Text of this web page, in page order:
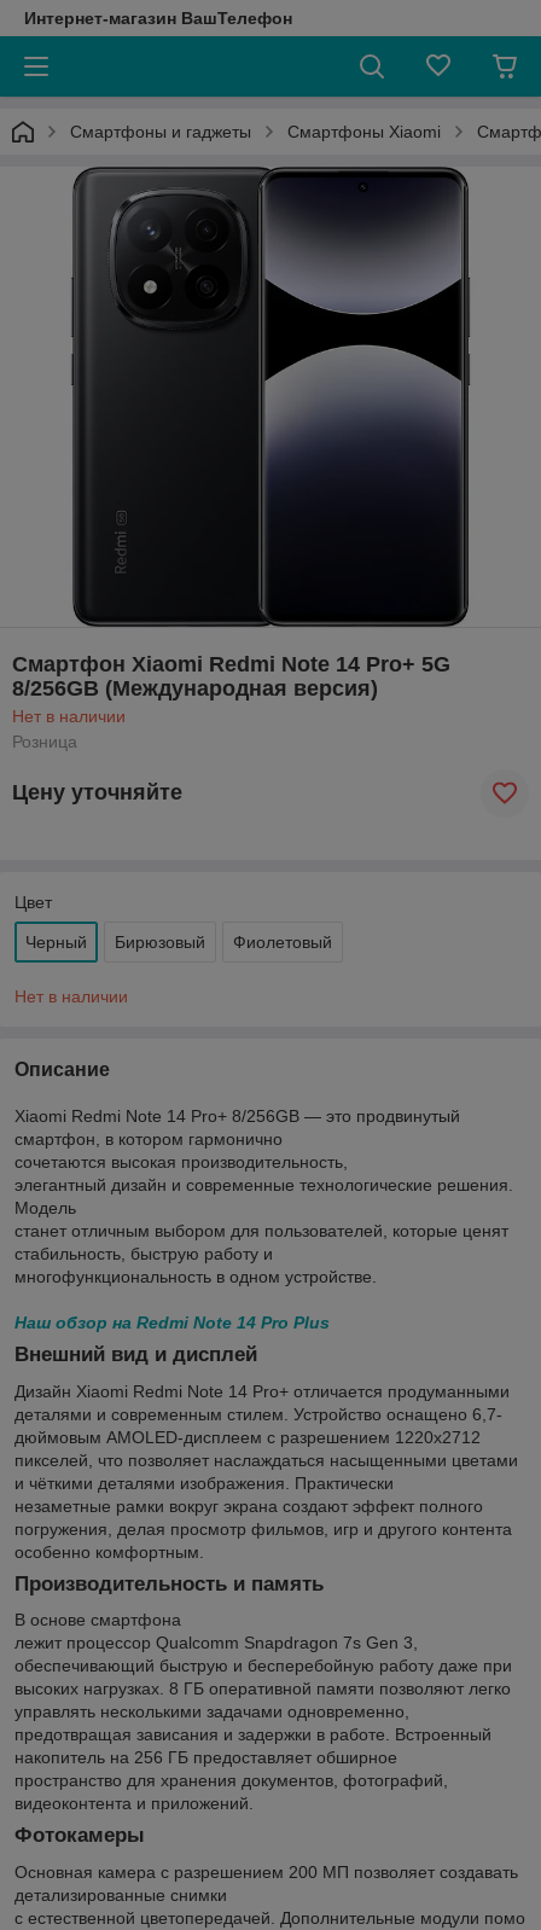
Интернет-магазин ВашТелефон
Смартфоны и гаджеты Смартфоны Xiaomi
Смартфон Xiaomi Redmi Note 14 Pro+ 5G
8/256GB (Международная версия)
Нет в наличии
Розница
Цену уточняйте
Цвет
Черный Бирюзовый Фиолетовый
Нет в наличии
Описание
Xiaomi Redmi Note 14 Pro+ 8/256GB — это продвинутый
смартфон, в котором гармонично
сочетаются высокая производительность,
элегантный дизайн и современные технологические решения.
Модель
станет отличным выбором для пользователей, которые ценят
стабильность, быструю работу и
многофункциональность в одном устройстве.
Наш обзор на Redmi Note 14 Pro Plus
Внешний вид и дисплей
Дизайн Xiaomi Redmi Note 14 Pro+ отличается продуманными
деталями и современным стилем. Устройство оснащено 6,7-
дюймовым AMOLED-дисплеем с разрешением 1220x2712
пикселей, что позволяет наслаждаться насыщенными цветами
и чёткими деталями изображения. Практически
незаметные рамки вокруг экрана создают эффект полного
погружения, делая просмотр фильмов, игр и другого контента
особенно комфортным.
Производительность и память
В основе смартфона
лежит процессор Qualcomm Snapdragon 7s Gen 3,
обеспечивающий быструю и бесперебойную работу даже при
высоких нагрузках. 8 ГБ оперативной памяти позволяют легко
управлять несколькими задачами одновременно,
предотвращая зависания и задержки в работе. Встроенный
накопитель на 256 ГБ предоставляет обширное
пространство для хранения документов, фотографий,
видеоконтента и приложений.
Фотокамеры
Основная камера с разрешением 200 МП позволяет создавать
детализированные снимки
с естественной цветопередачей. Дополнительные модули помо